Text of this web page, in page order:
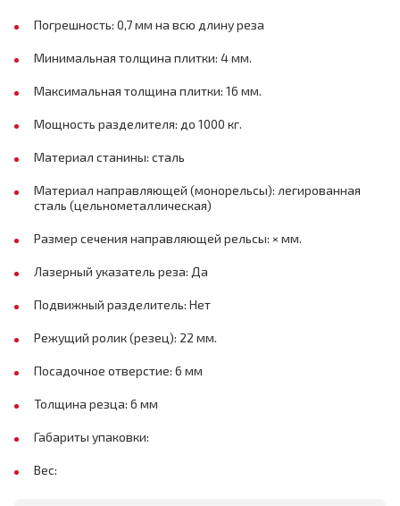
Погрешность: 0,7 мм на всю длину реза
Минимальная толщина плитки: 4 мм.
Максимальная толщина плитки: 16 мм.
Мощность разделителя: до 1000 кг.
Материал станины: сталь
Материал направляющей (монорельсы): легированная
сталь (цельнометаллическая)
Размер сечения направляющей рельсы: × мм.
Лазерный указатель реза: Да
Подвижный разделитель: Нет
Режущий ролик (резец): 22 мм.
Посадочное отверстие: 6 мм
Толщина резца: 6 мм
Габариты упаковки:
Вес: